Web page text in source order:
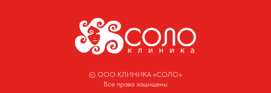
© ООО КЛИНИКА «СОЛО»
Все права защищены